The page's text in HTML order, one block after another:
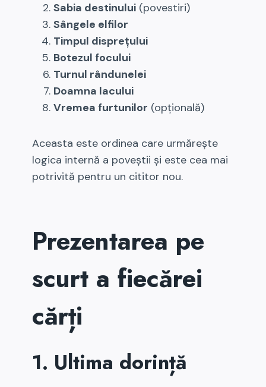
Sabia destinului (povestiri)
Sângele elfilor
Timpul disprețului
Botezul focului
Turnul rândunelei
Doamna lacului
Vremea furtunilor (opțională)
Aceasta este ordinea care urmărește
logica internă a poveștii și este cea mai
potrivită pentru un cititor nou.
Prezentarea pe
scurt a fiecărei
cărți
1. Ultima dorință